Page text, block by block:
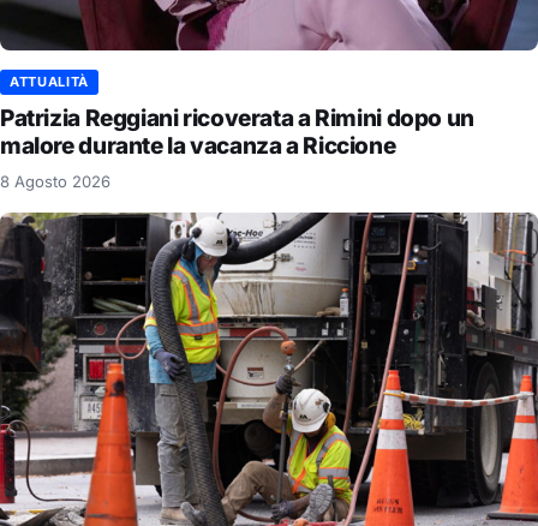
ATTUALITÀ
Patrizia Reggiani ricoverata a Rimini dopo un
malore durante la vacanza a Riccione
8 Agosto 2026